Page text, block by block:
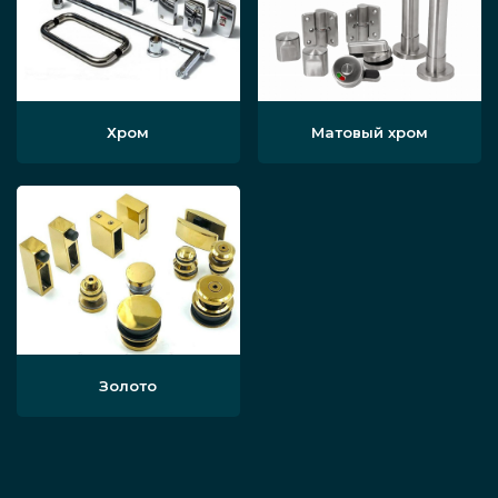
Обратитесь к нам и узнайте, сколько будет
Нашим клиентам гарантированы лояльные
цены!
Почему заказчики
обращаются к нам
Хром Матовый хром
Золото